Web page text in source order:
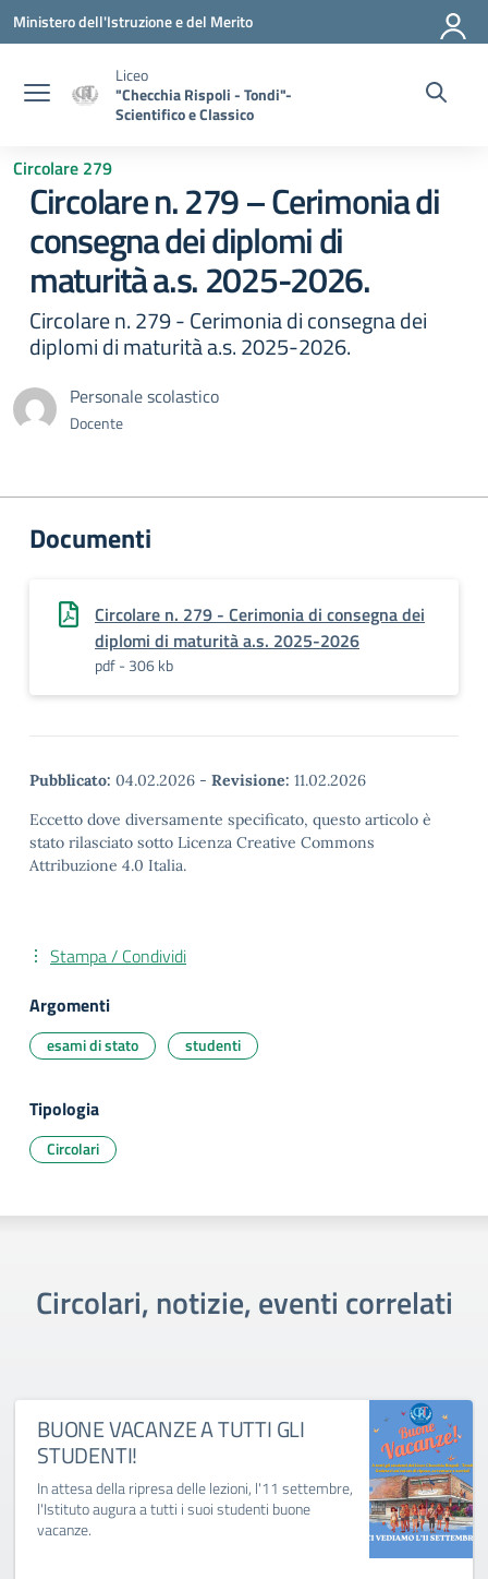
Vai ai contenuti
Vai al menu di navigazione
Vai al footer
Ministero dell'Istruzione e del Merito
Liceo
"Checchia Rispoli - Tondi"-
Scientifico e Classico
Circolare 279
Circolare n. 279 – Cerimonia di
consegna dei diplomi di
maturità a.s. 2025-2026.
Circolare n. 279 - Cerimonia di consegna dei
diplomi di maturità a.s. 2025-2026.
Personale scolastico
Docente
Documenti
Circolare n. 279 - Cerimonia di consegna dei
diplomi di maturità a.s. 2025-2026
pdf - 306 kb
Pubblicato: 04.02.2026 - Revisione: 11.02.2026
Eccetto dove diversamente specificato, questo articolo è
stato rilasciato sotto Licenza Creative Commons
Attribuzione 4.0 Italia.
Stampa / Condividi
Argomenti
esami di stato studenti
Tipologia
Circolari
Circolari, notizie, eventi correlati
BUONE VACANZE A TUTTI GLI
STUDENTI!
In attesa della ripresa delle lezioni, l'11 settembre,
l'Istituto augura a tutti i suoi studenti buone
vacanze.